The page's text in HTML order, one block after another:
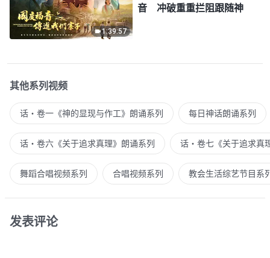
1:39:57
音 冲破重重拦阻跟随神
其他系列视频
话・卷一《神的显现与作工》朗诵系列 每日神话朗诵系列
话・卷六《关于追求真理》朗诵系列 话・卷七《关于追求真
舞蹈合唱视频系列 合唱视频系列 教会生活综艺节目系
发表评论